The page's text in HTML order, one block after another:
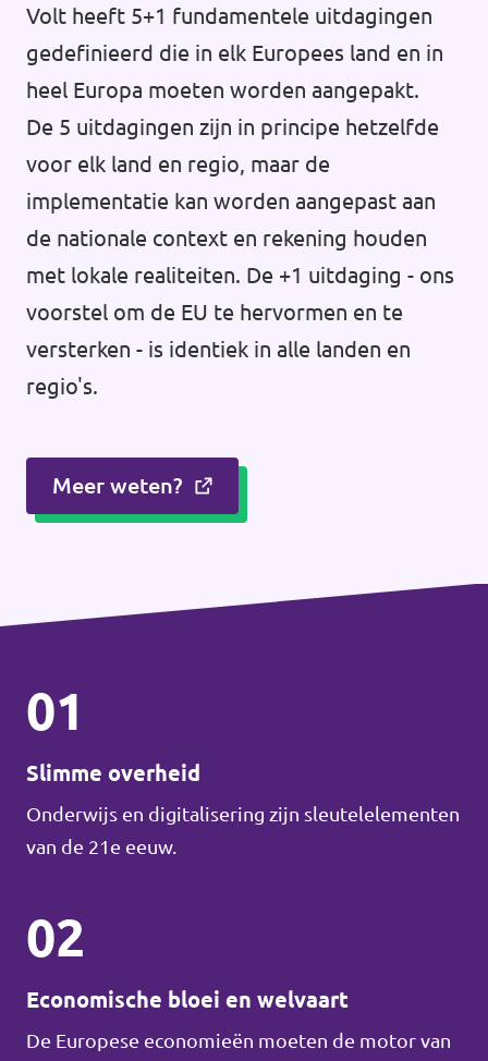
Volt heeft 5+1 fundamentele uitdagingen
gedefinieerd die in elk Europees land en in
heel Europa moeten worden aangepakt.
De 5 uitdagingen zijn in principe hetzelfde
voor elk land en regio, maar de
implementatie kan worden aangepast aan
de nationale context en rekening houden
met lokale realiteiten. De +1 uitdaging - ons
voorstel om de EU te hervormen en te
versterken - is identiek in alle landen en
regio's.
Meer weten?
01
Slimme overheid
Onderwijs en digitalisering zijn sleutelelementen
van de 21e eeuw.
02
Economische bloei en welvaart
De Europese economieën moeten de motor van